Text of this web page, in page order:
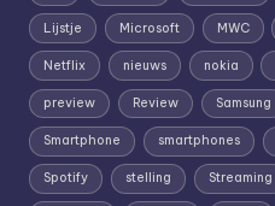
Lijstje Microsoft MWC
Netflix nieuws nokia
preview Review Samsung
Smartphone smartphones
Spotify stelling Streaming